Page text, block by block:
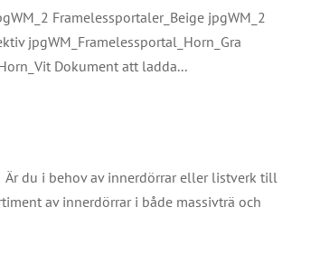
Framelessportaler_Beige jpgWM_2
jpgWM_Framelessportal_Horn_Gra
Dokument att ladda...
du i behov av innerdörrar eller listverk till
av innerdörrar i både massivträ och